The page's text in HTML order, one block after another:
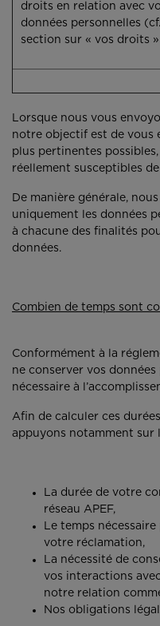
droits en relation avec
données personnelles
section sur « vos droits »
Lorsque nous vous
notre objectif est de vous
plus pertinentes
réellement susceptibles
De manière générale,
uniquement les données
à chacune des finalités
données.
Combien de temps sont
Conformément à la
ne conserver vos
nécessaire à
Afin de calculer ces
appuyons notamment sur
La durée de votre
réseau APEF,
Le temps
votre réclamation,
La nécessité de
vos interactions
notre relation
Nos obligations